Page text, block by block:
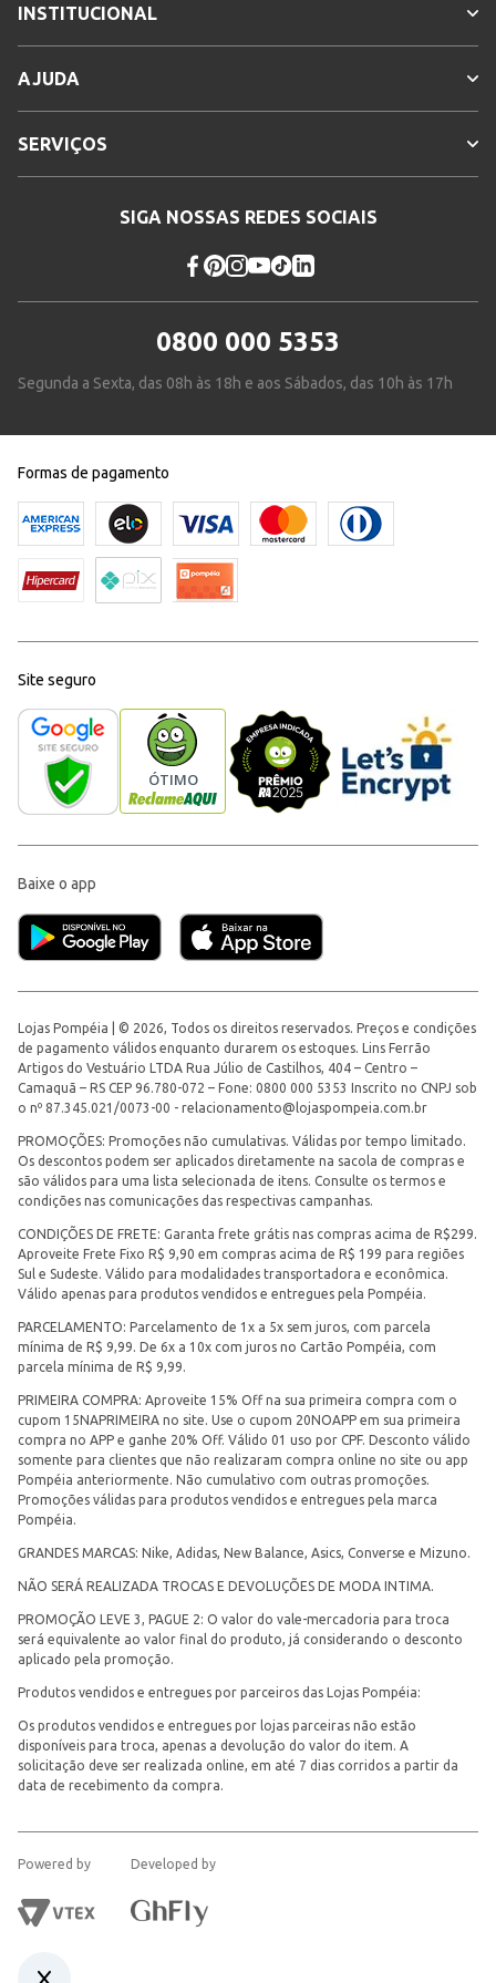
INSTITUCIONAL
AJUDA
SERVIÇOS
SIGA NOSSAS REDES SOCIAIS
0800 000 5353
Segunda a Sexta, das 08h às 18h e aos Sábados, das 10h às 17h
Formas de pagamento
Site seguro
Baixe o app
Lojas Pompéia | © 2026, Todos os direitos reservados. Preços e condições
de pagamento válidos enquanto durarem os estoques. Lins Ferrão
Artigos do Vestuário LTDA Rua Júlio de Castilhos, 404 – Centro –
Camaquã – RS CEP 96.780-072 – Fone: 0800 000 5353 Inscrito no CNPJ sob
o nº 87.345.021/0073-00 - relacionamento@lojaspompeia.com.br
PROMOÇÕES: Promoções não cumulativas. Válidas por tempo limitado.
Os descontos podem ser aplicados diretamente na sacola de compras e
são válidos para uma lista selecionada de itens. Consulte os termos e
condições nas comunicações das respectivas campanhas.
CONDIÇÕES DE FRETE: Garanta frete grátis nas compras acima de R$299.
Aproveite Frete Fixo R$ 9,90 em compras acima de R$ 199 para regiões
Sul e Sudeste. Válido para modalidades transportadora e econômica.
Válido apenas para produtos vendidos e entregues pela Pompéia.
PARCELAMENTO: Parcelamento de 1x a 5x sem juros, com parcela
mínima de R$ 9,99. De 6x a 10x com juros no Cartão Pompéia, com
parcela mínima de R$ 9,99.
PRIMEIRA COMPRA: Aproveite 15% Off na sua primeira compra com o
cupom 15NAPRIMEIRA no site. Use o cupom 20NOAPP em sua primeira
compra no APP e ganhe 20% Off. Válido 01 uso por CPF. Desconto válido
somente para clientes que não realizaram compra online no site ou app
Pompéia anteriormente. Não cumulativo com outras promoções.
Promoções válidas para produtos vendidos e entregues pela marca
Pompéia.
GRANDES MARCAS: Nike, Adidas, New Balance, Asics, Converse e Mizuno.
NÃO SERÁ REALIZADA TROCAS E DEVOLUÇÕES DE MODA INTIMA.
PROMOÇÃO LEVE 3, PAGUE 2: O valor do vale-mercadoria para troca
será equivalente ao valor final do produto, já considerando o desconto
aplicado pela promoção.
Produtos vendidos e entregues por parceiros das Lojas Pompéia:
Os produtos vendidos e entregues por lojas parceiras não estão
disponíveis para troca, apenas a devolução do valor do item. A
solicitação deve ser realizada online, em até 7 dias corridos a partir da
data de recebimento da compra.
Powered by Developed by